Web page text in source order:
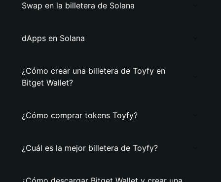
Swap en la billetera de Solana
dApps en Solana
¿Cómo crear una billetera de Toyfy en
Bitget Wallet?
¿Cómo comprar tokens Toyfy?
¿Cuál es la mejor billetera de Toyfy?